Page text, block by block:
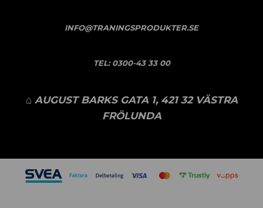
INFO@TRANINGSPRODUKTER.SE
TEL:0300-43 33 00
⌂ AUGUST BARKS GATA 1, 421 32 VÄSTRA
FRÖLUNDA